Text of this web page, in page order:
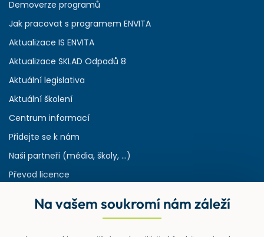
Demoverze programů
Jak pracovat s programem ENVITA
Aktualizace IS ENVITA
Aktualizace SKLAD Odpadů 8
Aktuální legislativa
Aktuální školení
Centrum informací
Přidejte se k nám
Naši partneři (média, školy, ...)
Převod licence
Rejstřík používaných zkratek v odpadech
Na vašem soukromí nám záleží